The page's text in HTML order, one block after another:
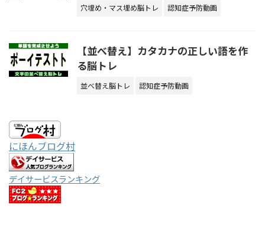
穴埋め・マス埋め脳トレ 認知症予防動画
【並べ替え】カタカナの正しい語を作
る脳トレ
並べ替え脳トレ 認知症予防動画
にほんブログ村
デイサービスランキング